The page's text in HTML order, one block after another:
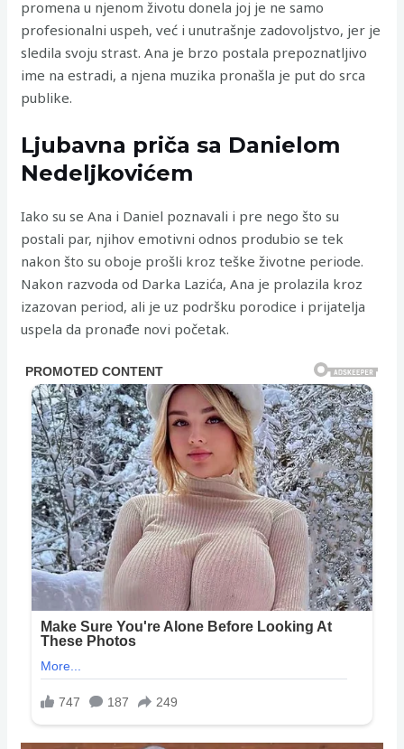
promena u njenom životu donela joj je ne samo
profesionalni uspeh, već i unutrašnje zadovoljstvo, jer je
sledila svoju strast. Ana je brzo postala prepoznatljivo
ime na estradi, a njena muzika pronašla je put do srca
publike.
Ljubavna priča sa Danielom
Nedeljkovićem
Iako su se Ana i Daniel poznavali i pre nego što su
postali par, njihov emotivni odnos produbio se tek
nakon što su oboje prošli kroz teške životne periode.
Nakon razvoda od Darka Lazića, Ana je prolazila kroz
izazovan period, ali je uz podršku porodice i prijatelja
uspela da pronađe novi početak.